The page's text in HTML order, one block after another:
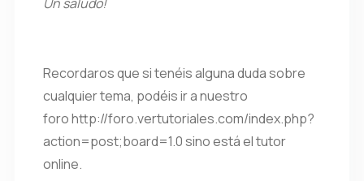
Recordaros que si tenéis alguna duda sobre
cualquier tema, podéis ir a nuestro
foro http://foro.vertutoriales.com/index.php?
action=post;board=1.0 sino está el tutor
online.